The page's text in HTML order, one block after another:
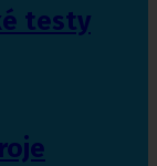
testy